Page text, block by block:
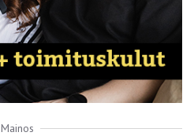
Mainos